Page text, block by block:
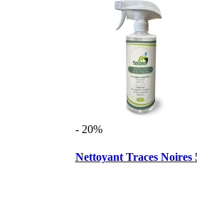
- 20%
Nettoyant Traces Noires